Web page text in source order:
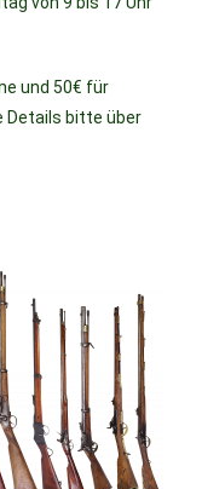
und 50€ für
Details bitte über